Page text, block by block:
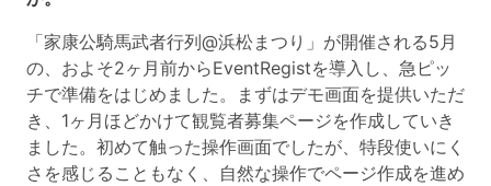
「家康公騎馬武者行列@浜松まつり」が開催される5月
の、およそ2ヶ月前からEventRegistを導入し、急ピッ
チで準備をはじめました。まずはデモ画面を提供いただ
き、1ヶ月ほどかけて観覧者募集ページを作成していき
ました。初めて触った操作画面でしたが、特段使いにく
さを感じることもなく、自然な操作でページ作成を進め